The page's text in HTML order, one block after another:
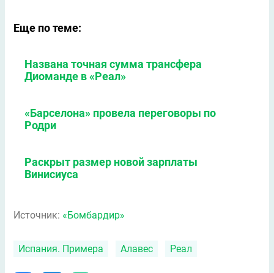
Еще по теме:
Названа точная сумма трансфера
Диоманде в «Реал»
«Барселона» провела переговоры по
Родри
Раскрыт размер новой зарплаты
Винисиуса
Источник: «Бомбардир»
Испания. Примера Алавес Реал